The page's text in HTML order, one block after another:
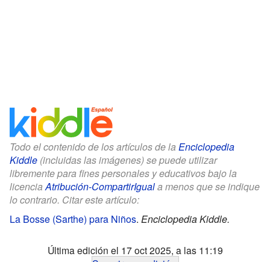
Todo el contenido de los artículos de la Enciclopedia
Kiddle (incluidas las imágenes) se puede utilizar
libremente para fines personales y educativos bajo la
licenciaAtribución-CompartirIguala menos que se indique
lo contrario. Citar este artículo:
La Bosse (Sarthe) para Niños. Enciclopedia Kiddle.
Última edición el 17 oct 2025, a las 11:19